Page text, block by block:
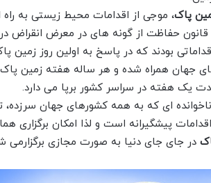
پاک، موجی از اقدامات محیط زیستی به
حفاظت از گونه های در معرض انقراض در
بودند که در پاسخ به اولین روز
جهان همراه شده و هر ساله هفته زمین پاک
یک هفته در سراسر کشور برپا می دارد.
ای که به همه کشورهای جهان سرزده،
پیشگیرانه است و لذا امکان
در جای جای دنیا به صورت مجازی برگزارمی